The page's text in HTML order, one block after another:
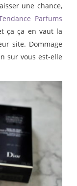
une chance,
Parfums
ça ça en vaut la
site. Dommage
sur vous est-elle